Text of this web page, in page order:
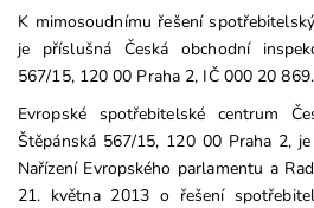
K mimosoudnímu řešení
je příslušná Česká obchodní
567/15, 120 00 Praha 2, IČ 000 20 869.
Evropské spotřebitelské centrum
Štěpánská 567/15, 120 00 Praha 2,
Nařízení Evropského parlamentu a
21. května 2013 o řešení